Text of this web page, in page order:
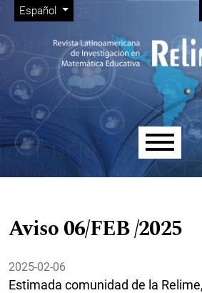
Ir al menú de navegación principal
Ir al contenido principal
Ir al pie de página del sitio
Cambiar el idioma. El idioma actual es:
Español
Menú de administración
Menú principal
Aviso 06/FEB /2025
2025-02-06
Estimada comunidad de la Relime,